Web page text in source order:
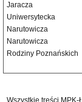
Jaracza
Uniwersytecka
Narutowicza
Narutowicza
Rodziny Poznańskich
Wszystkie treści